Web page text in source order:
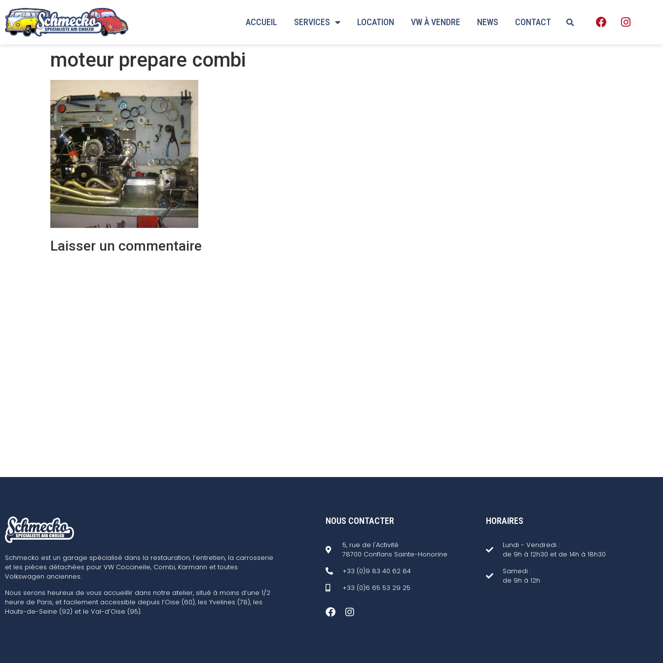
ACCUEIL SERVICES LOCATION VW À VENDRE NEWS CONTACT
moteur prepare combi
Laisser un commentaire
Schmecko est un garage spécialisé dans la restauration, l’entretien, la carrosserie
et les pièces détachées pour VW Coccinelle, Combi, Karmann et toutes
Volkswagen anciennes.
Nous serons heureux de vous accueillir dans notre atelier, situé à moins d’une 1/2
heure de Paris, et facilement accessible depuis l’Oise (60), les Yvelines (78), les
Hauts-de-Seine (92) et le Val-d’Oise (95).
NOUS CONTACTER
5, rue de l'Activité
78700 Conflans Sainte-Honorine
+33 (0)9 83 40 62 84
+33 (0)6 65 53 29 25
HORAIRES
Lundi - Vendredi :
de 9h à 12h30 et de 14h à 18h30
Samedi :
de 9h à 12h